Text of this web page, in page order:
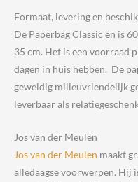
Formaat, levering en
De Paperbag Classic en is
35 cm. Het is een voorraad
dagen in huis hebben. De
geweldig milieuvriendelijk
leverbaar als
Jos van der Meulen
Jos van der Meulen maakt
alledaagse voorwerpen. Hij